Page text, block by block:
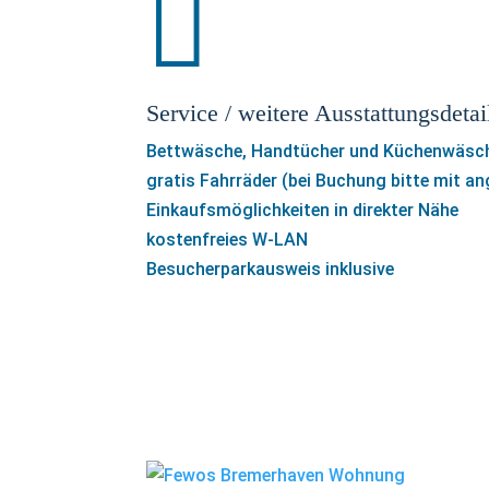

Service / weitere
Bettwäsche, Handtücher und
gratis Fahrräder (bei Buchung bitte mit
Einkaufsmöglichkeiten in direkter Nähe
kostenfreies W-LAN
Besucherparkausweis inklusive